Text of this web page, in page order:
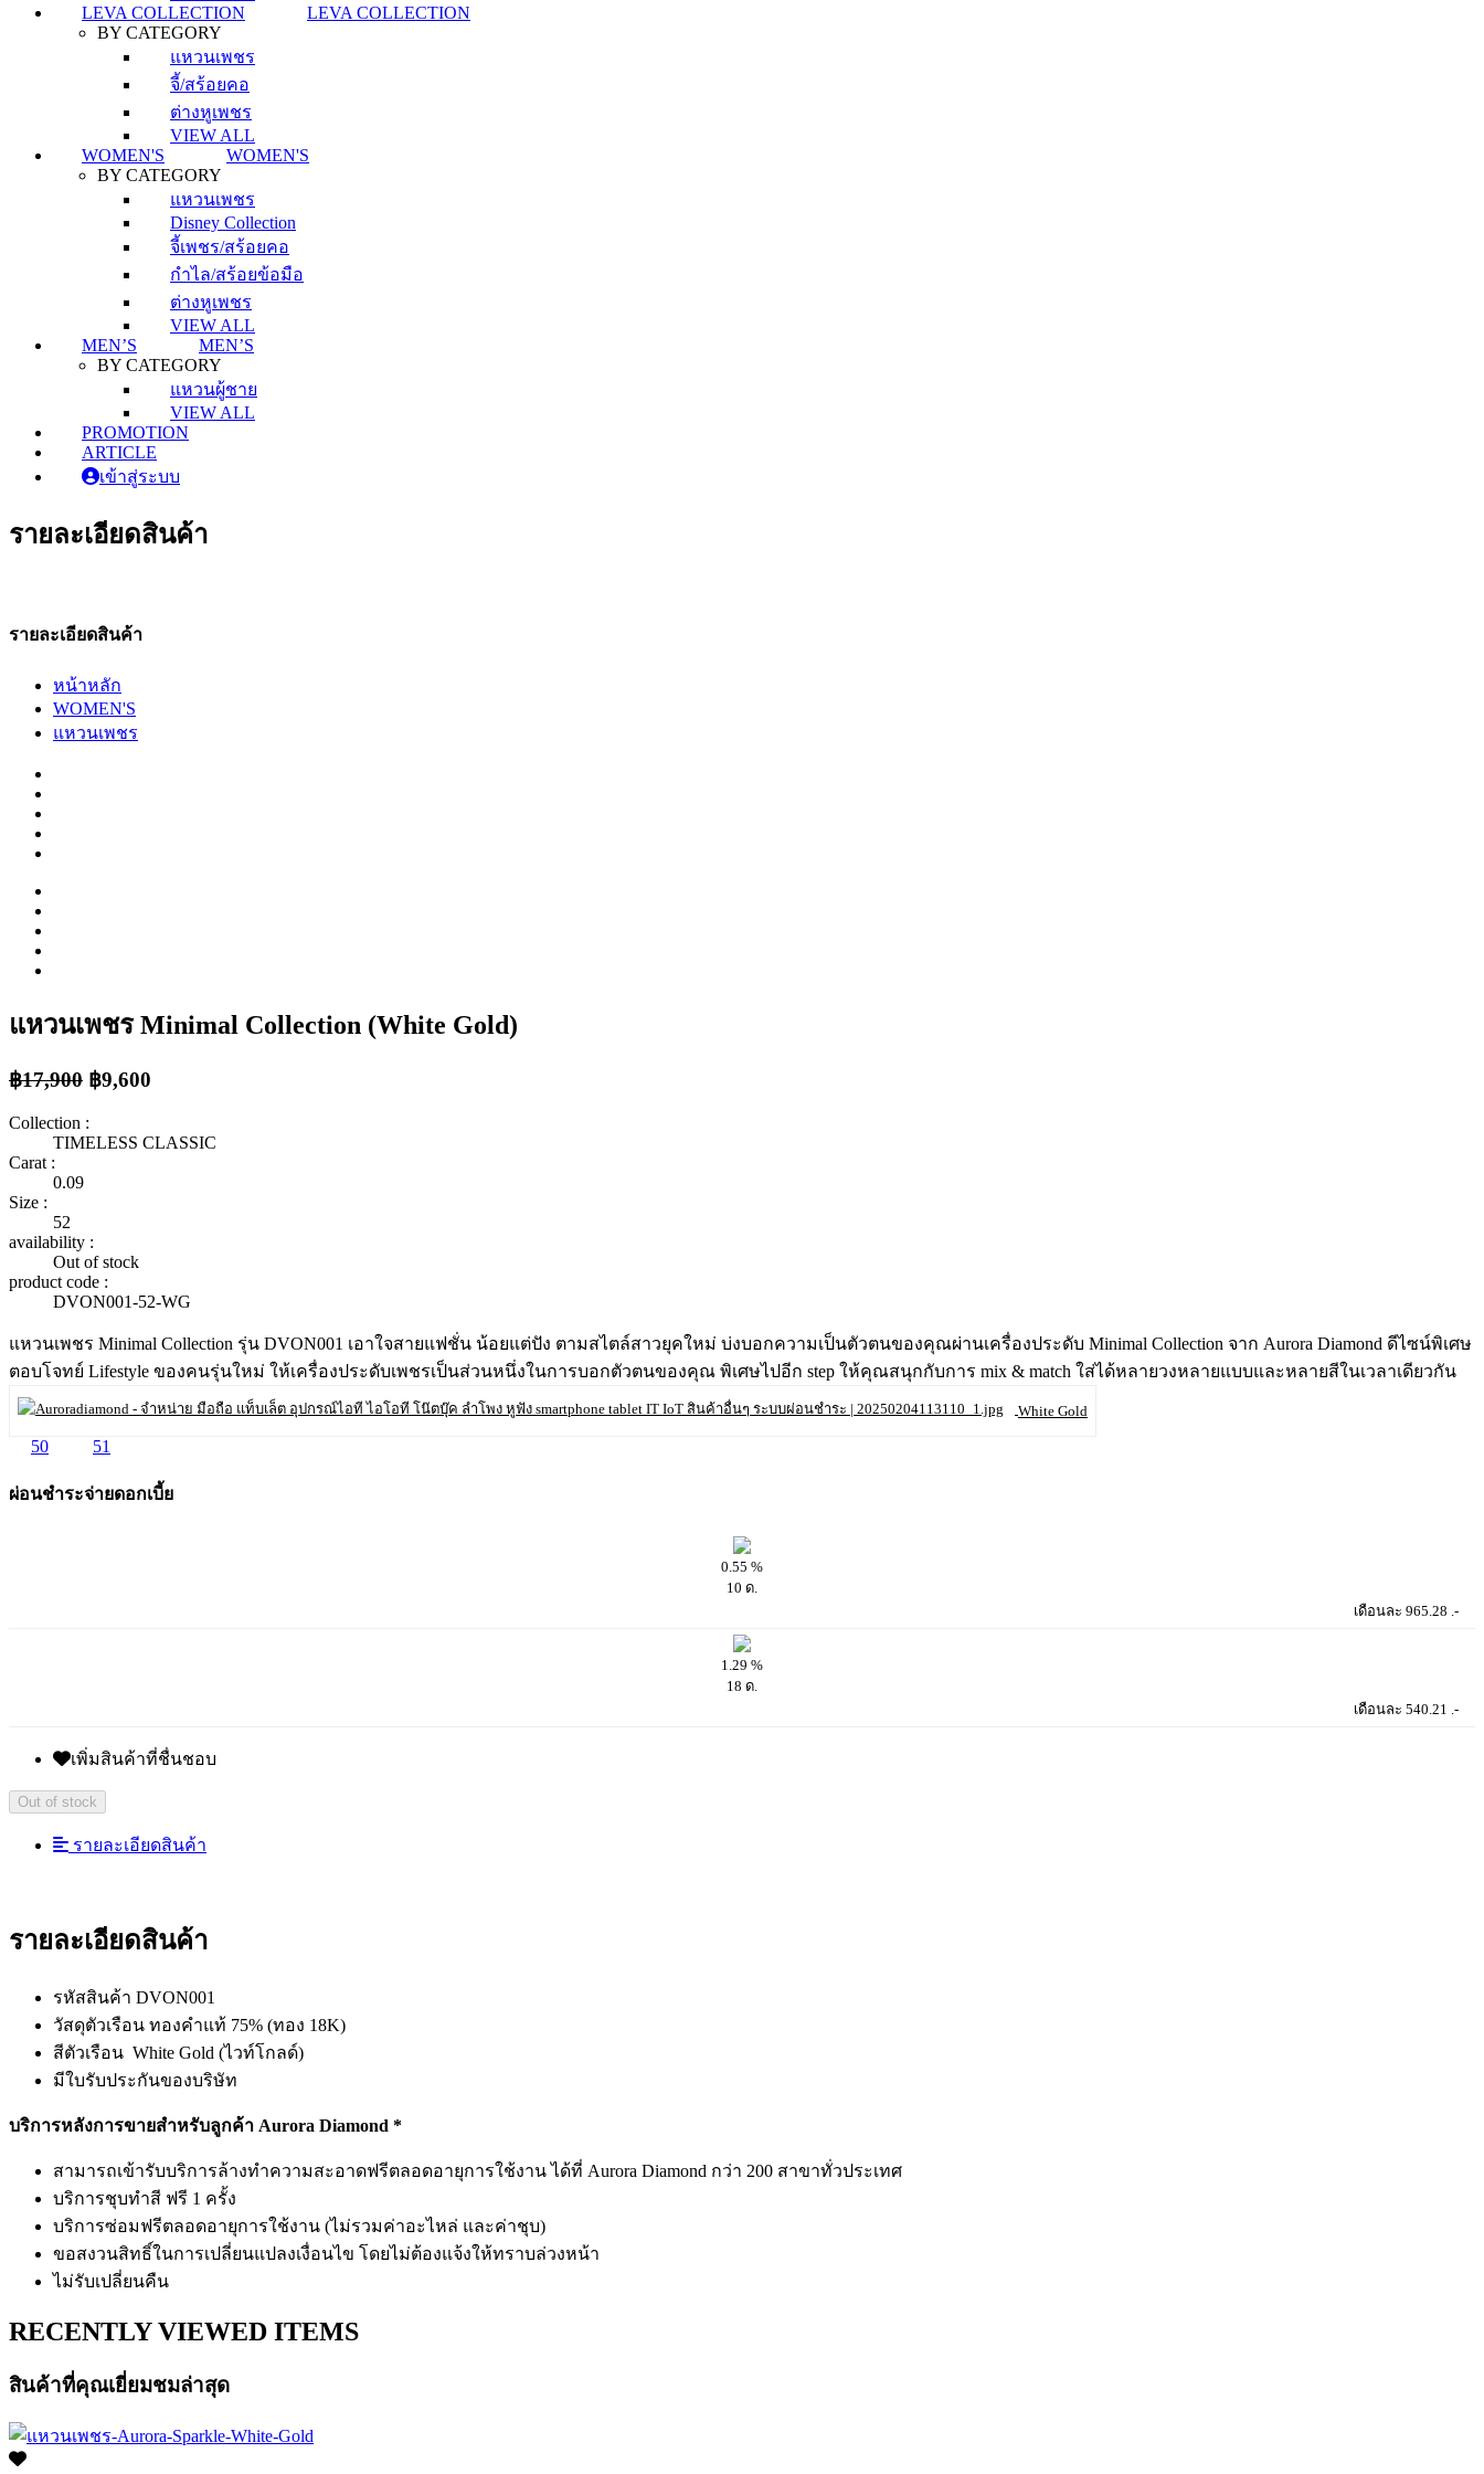
LEVA COLLECTION
LEVA COLLECTION
BY CATEGORY
แหวนเพชร
จี้/สร้อยคอ
ต่างหูเพชร
VIEW ALL
WOMEN'S
WOMEN'S
BY CATEGORY
แหวนเพชร
Disney Collection
จี้เพชร/สร้อยคอ
กำไล/สร้อยข้อมือ
ต่างหูเพชร
VIEW ALL
MEN’S
MEN’S
BY CATEGORY
แหวนผู้ชาย
VIEW ALL
PROMOTION
ARTICLE
เข้าสู่ระบบ
รายละเอียดสินค้า
รายละเอียดสินค้า
หน้าหลัก
WOMEN'S
แหวนเพชร
แหวนเพชร Minimal Collection (White Gold)
฿17,900 ฿9,600
Collection :
TIMELESS CLASSIC
Carat :
0.09
Size :
52
availability :
Out of stock
product code :
DVON001-52-WG
แหวนเพชร Minimal Collection รุ่น DVON001 เอาใจสายแฟชั่น น้อยแต่ปัง ตามสไตล์สาวยุคใหม่ บ่งบอกความเป็นตัวตนของคุณผ่านเครื่องประดับ Minimal Collection จาก Aurora Diamond ดีไซน์พิเศษ
ตอบโจทย์ Lifestyle ของคนรุ่นใหม่ ให้เครื่องประดับเพชรเป็นส่วนหนึ่งในการบอกตัวตนของคุณ พิเศษไปอีก step ให้คุณสนุกกับการ mix & match ใส่ได้หลายวงหลายแบบและหลายสีในเวลาเดียวกัน
White Gold
50 51
ผ่อนชำระจ่ายดอกเบี้ย
0.55 %
10 ด.
เดือนละ 965.28 .-
1.29 %
18 ด.
เดือนละ 540.21 .-
เพิ่มสินค้าที่ชื่นชอบ
Out of stock
รายละเอียดสินค้า
รายละเอียดสินค้า
รหัสสินค้า DVON001
วัสดุตัวเรือน ทองคำแท้ 75% (ทอง 18K)
สีตัวเรือน White Gold (ไวท์โกลด์)
มีใบรับประกันของบริษัท
บริการหลังการขายสำหรับลูกค้า Aurora Diamond *
สามารถเข้ารับบริการล้างทำความสะอาดฟรีตลอดอายุการใช้งาน ได้ที่ Aurora Diamond กว่า 200 สาขาทั่วประเทศ
บริการชุบทำสี ฟรี 1 ครั้ง
บริการซ่อมฟรีตลอดอายุการใช้งาน (ไม่รวมค่าอะไหล่ และค่าชุบ)
ขอสงวนสิทธิ์ในการเปลี่ยนแปลงเงื่อนไข โดยไม่ต้องแจ้งให้ทราบล่วงหน้า
ไม่รับเปลี่ยนคืน
RECENTLY VIEWED ITEMS
สินค้าที่คุณเยี่ยมชมล่าสุด